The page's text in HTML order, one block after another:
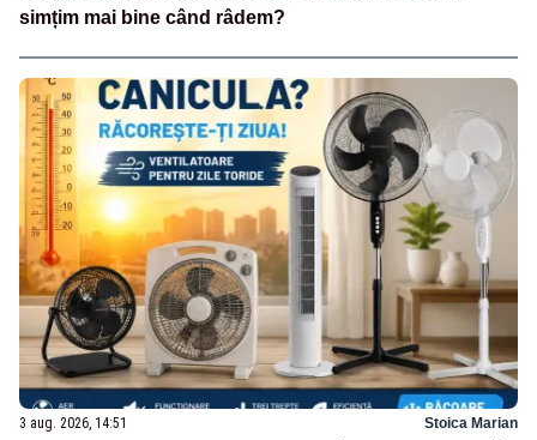
simțim mai bine când râdem?
3 aug. 2026, 14:51 Stoica Marian